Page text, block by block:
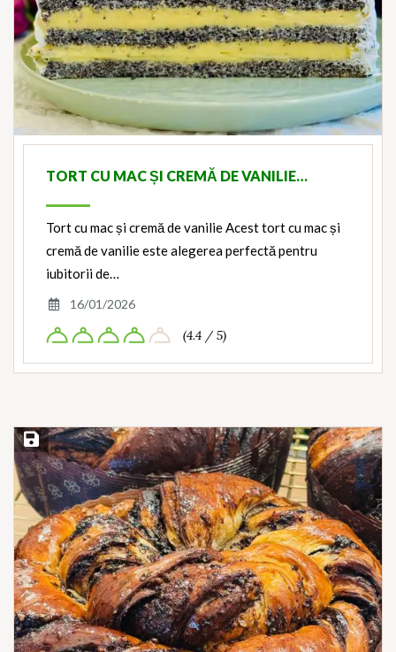
TORT CU MAC ȘI CREMĂ DE VANILIE…
Tort cu mac și cremă de vanilie Acest tort cu mac și
cremă de vanilie este alegerea perfectă pentru
iubitorii de…
16/01/2026
(4.4 / 5)
Save Recipe